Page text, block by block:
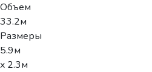
Объем
33.2м
Размеры
5.9м
x 2.3м